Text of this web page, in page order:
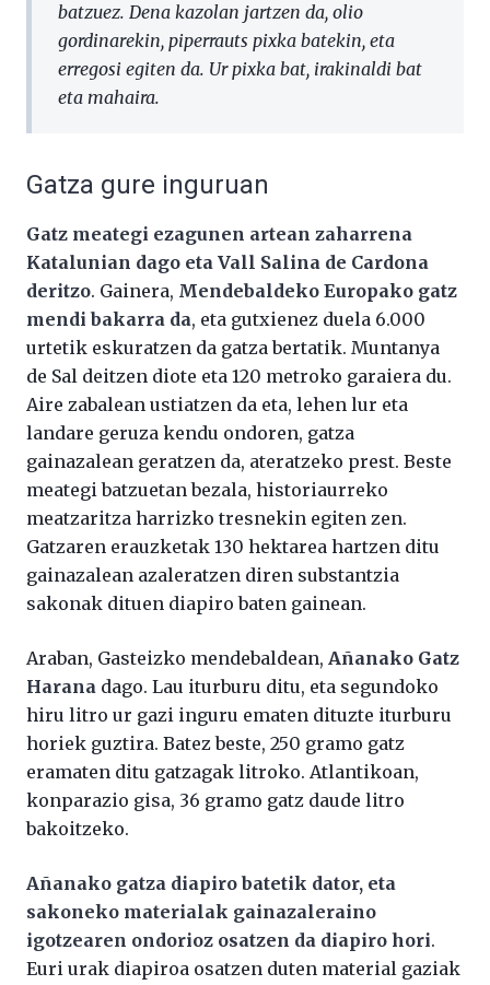
batzuez. Dena kazolan jartzen da, olio
gordinarekin, piperrauts pixka batekin, eta
erregosi egiten da. Ur pixka bat, irakinaldi bat
eta mahaira.
Gatza gure inguruan
Gatz meategi ezagunen artean zaharrena
Katalunian dago eta Vall Salina de Cardona
deritzo. Gainera, Mendebaldeko Europako gatz
mendi bakarra da, eta gutxienez duela 6.000
urtetik eskuratzen da gatza bertatik. Muntanya
de Sal deitzen diote eta 120 metroko garaiera du.
Aire zabalean ustiatzen da eta, lehen lur eta
landare geruza kendu ondoren, gatza
gainazalean geratzen da, ateratzeko prest. Beste
meategi batzuetan bezala, historiaurreko
meatzaritza harrizko tresnekin egiten zen.
Gatzaren erauzketak 130 hektarea hartzen ditu
gainazalean azaleratzen diren substantzia
sakonak dituen diapiro baten gainean.
Araban, Gasteizko mendebaldean, Añanako Gatz
Harana dago. Lau iturburu ditu, eta segundoko
hiru litro ur gazi inguru ematen dituzte iturburu
horiek guztira. Batez beste, 250 gramo gatz
eramaten ditu gatzagak litroko. Atlantikoan,
konparazio gisa, 36 gramo gatz daude litro
bakoitzeko.
Añanako gatza diapiro batetik dator, eta
sakoneko materialak gainazaleraino
igotzearen ondorioz osatzen da diapiro hori.
Euri urak diapiroa osatzen duten material gaziak